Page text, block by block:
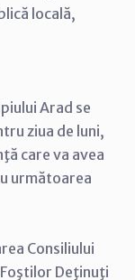
locală,
Arad se
ziua de luni,
care va avea
următoarea
Consiliului
Deţinuţi